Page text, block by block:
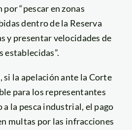
“pescar en zonas
dentro de la Reserva
y presentar velocidades de
establecidas”.
si la apelación ante la Corte
para los representantes
la pesca industrial, el pago
multas por las infracciones